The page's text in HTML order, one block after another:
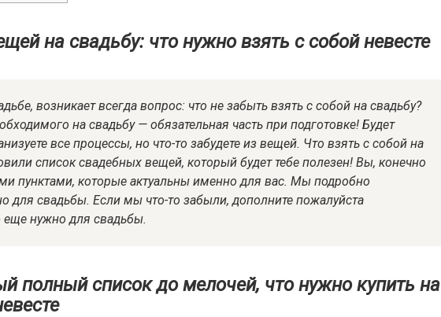
на свадьбу: что нужно взять с собой невесте
возникает всегда вопрос: что не забыть взять с собой на свадьбу?
на свадьбу — обязательная часть при подготовке! Будет
все процессы, но что-то забудете из вещей. Что взять с собой на
список свадебных вещей, который будет тебе полезен! Вы, конечно
пунктами, которые актуальны именно для вас. Мы подробно
для свадьбы. Если мы что-то забыли, дополните пожалуйста
нужно для свадьбы.
полный список до мелочей, что нужно купить на